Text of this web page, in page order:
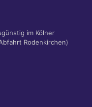
im Kölner
Rodenkirchen)